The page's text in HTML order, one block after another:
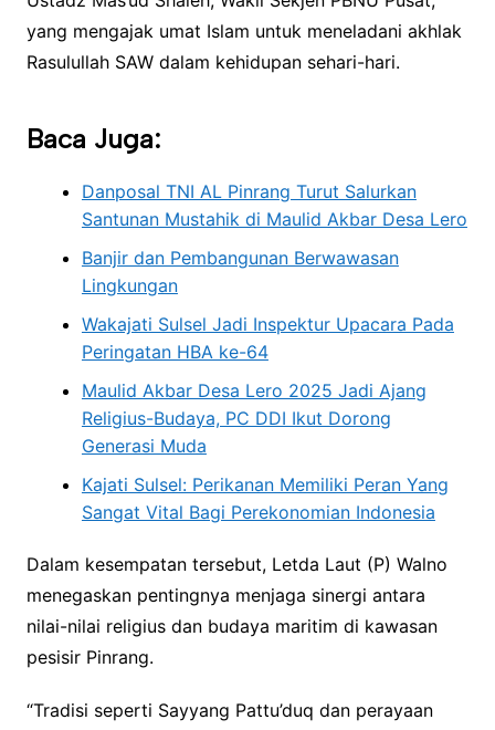
yang mengajak umat Islam untuk meneladani akhlak
Rasulullah SAW dalam kehidupan sehari-hari.
Baca Juga:
Danposal TNI AL Pinrang Turut Salurkan
Santunan Mustahik di Maulid Akbar Desa Lero
Banjir dan Pembangunan Berwawasan
Lingkungan
Wakajati Sulsel Jadi Inspektur Upacara Pada
Peringatan HBA ke-64
Maulid Akbar Desa Lero 2025 Jadi Ajang
Religius-Budaya, PC DDI Ikut Dorong
Generasi Muda
Kajati Sulsel: Perikanan Memiliki Peran Yang
Sangat Vital Bagi Perekonomian Indonesia
Dalam kesempatan tersebut, Letda Laut (P) Walno
menegaskan pentingnya menjaga sinergi antara
nilai-nilai religius dan budaya maritim di kawasan
pesisir Pinrang.
“Tradisi seperti Sayyang Pattu’duq dan perayaan